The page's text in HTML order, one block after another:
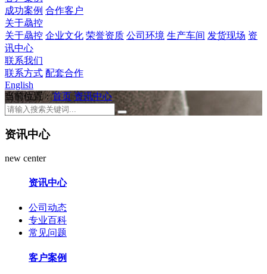
成功案例 合作客户
关于骉控
关于骉控 企业文化 荣誉资质 公司环境 生产车间 发货现场 资
讯中心
联系我们
联系方式 配套合作
English
当前位置：首页 资讯中心
资讯中心
new center
资讯中心
公司动态
专业百科
常见问题
客户案例